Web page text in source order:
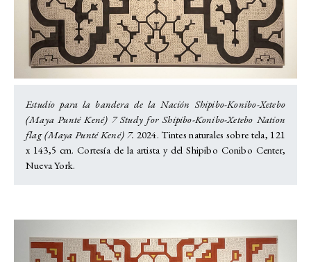
Estudio para la bandera de la Nación Shipibo-Konibo-Xetebo
(Maya Punté Kené) 7 Study for Shipibo-Konibo-Xetebo Nation
flag (Maya Punté Kené) 7. 2024. Tintes naturales sobre tela, 121
x 143,5 cm. Cortesía de la artista y del Shipibo Conibo Center,
Nueva York.